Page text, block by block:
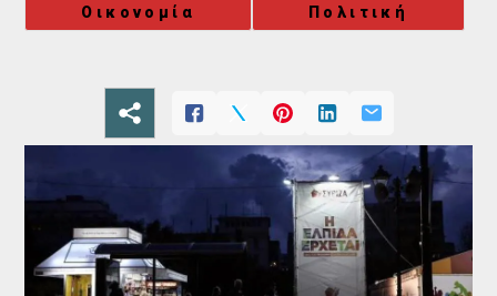
Οικονομία Πολιτική